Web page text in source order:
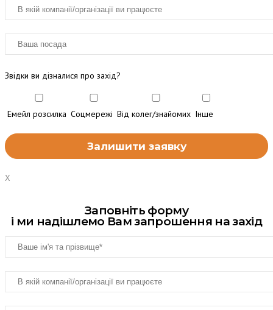
Звідки ви дізналися про захід?
Емейл розсилка Соцмережі Від колег/знайомих Інше
X
Заповніть форму
і ми надішлемо Вам запрошення на захід